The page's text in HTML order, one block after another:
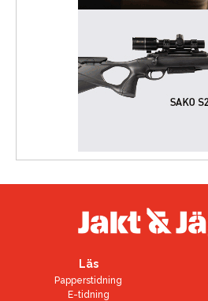
Läs
Papperstidning
E-tidning